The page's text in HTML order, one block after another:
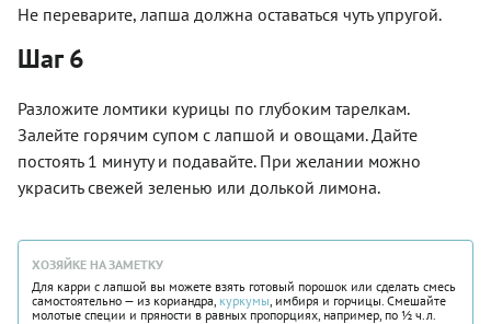
Не переварите, лапша должна оставаться чуть упругой.
Шаг 6
Разложите ломтики курицы по глубоким тарелкам.
Залейте горячим супом с лапшой и овощами. Дайте
постоять 1 минуту и подавайте. При желании можно
украсить свежей зеленью или долькой лимона.
ХОЗЯЙКЕ НА ЗАМЕТКУ
Для карри с лапшой вы можете взять готовый порошок или сделать смесь
самостоятельно — из кориандра, куркумы , имбиря и горчицы. Смешайте
молотые специи и пряности в равных пропорциях, например, по ½ ч.л.